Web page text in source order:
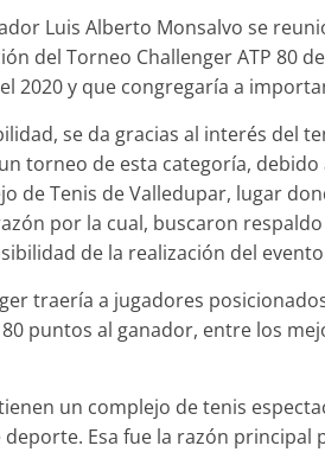
Luis Alberto Monsalvo se
del Torneo Challenger ATP 80
2020 y que congregaría a
se da gracias al interés del
torneo de esta categoría,
de Tenis de Valledupar, lugar
por la cual, buscaron
de la realización del
traería a jugadores
puntos al ganador, entre los
un complejo de tenis
deporte. Esa fue la razón